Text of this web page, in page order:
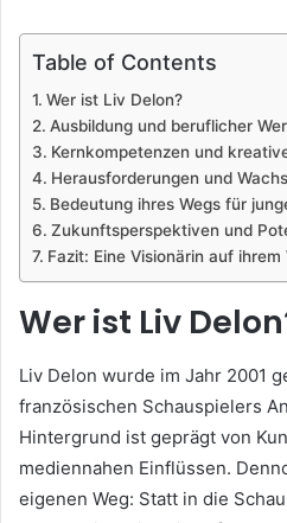
Table of Contents
Wer ist Liv Delon?
Ausbildung und beruflicher
Kernkompetenzen und
Herausforderungen und
Bedeutung ihres Wegs für
Zukunftsperspektiven und
Fazit: Eine Visionärin auf ihrem
Wer ist Liv
Liv Delon wurde im Jahr 2001
französischen Schauspielers
Hintergrund ist geprägt von
mediennahen Einflüssen.
eigenen Weg: Statt in die